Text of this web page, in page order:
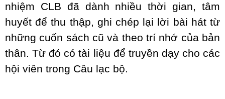
nhiệm CLB đã dành nhiều thời gian, tâm
huyết để thu thập, ghi chép lại lời bài hát từ
những cuốn sách cũ và theo trí nhớ của bản
thân. Từ đó có tài liệu để truyền dạy cho các
hội viên trong Câu lạc bộ.